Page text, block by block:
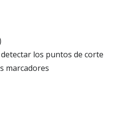
los puntos de corte
marcadores